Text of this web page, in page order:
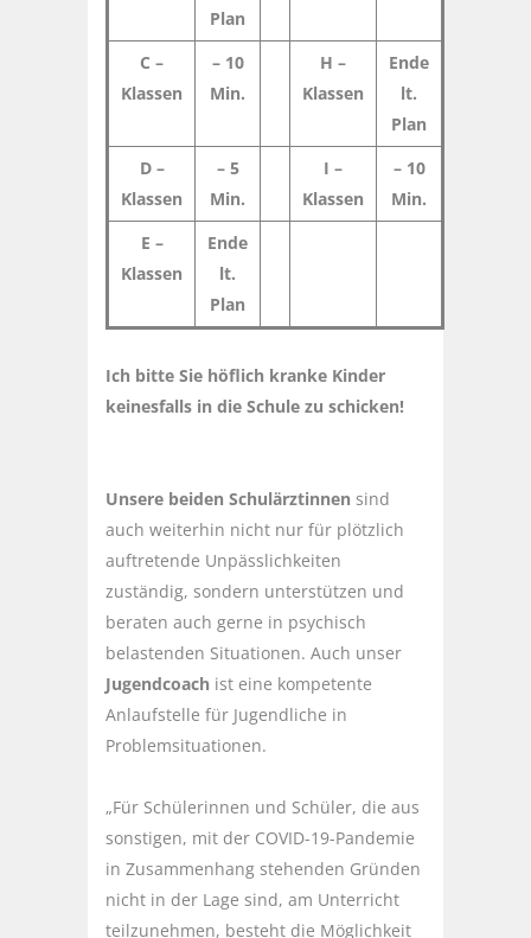
Plan
C –
Klassen
– 10
Min.
H –
Klassen
Ende
lt.
Plan
D –
Klassen
– 5
Min.
I –
Klassen
– 10
Min.
E –
Klassen
Ende
lt.
Plan
Ich bitte Sie höflich kranke Kinder
keinesfalls in die Schule zu schicken!
Unsere beiden Schulärztinnen sind
auch weiterhin nicht nur für plötzlich
auftretende Unpässlichkeiten
zuständig, sondern unterstützen und
beraten auch gerne in psychisch
belastenden Situationen. Auch unser
Jugendcoach ist eine kompetente
Anlaufstelle für Jugendliche in
Problemsituationen.
„Für Schülerinnen und Schüler, die aus
sonstigen, mit der COVID-19-Pandemie
in Zusammenhang stehenden Gründen
nicht in der Lage sind, am Unterricht
teilzunehmen, besteht die Möglichkeit